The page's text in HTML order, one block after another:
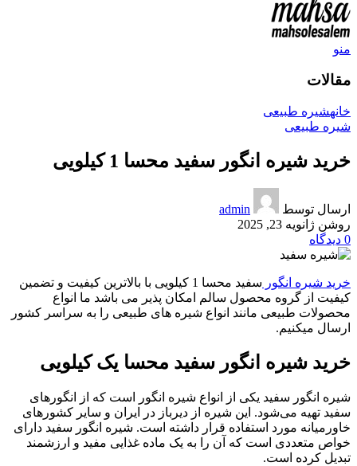
منو
مقالات
خانهشیره طبیعی
شیره طبیعی
خرید شیره انگور سفید محسا 1 کیلویی
ارسال توسط
admin
روشن ژانویه 23, 2025
0 دیدگاه
خرید شیره انگور
سفید محسا 1 کیلویی با بالاترین کیفیت و تضمین
کیفیت از گروه محصول سالم امکان پذیر می باشد ما انواع
محصولات طبیعی مانند انواع شیره های طبیعی را به سراسر کشور
ارسال میکنیم.
خرید شیره انگور سفید محسا یک کیلویی
شیره انگور سفید یکی از انواع شیره انگور است که از انگورهای
سفید تهیه می‌شود. این شیره از دیرباز در ایران و سایر کشورهای
خاورمیانه مورد استفاده قرار داشته است. شیره انگور سفید دارای
خواص متعددی است که آن را به یک ماده غذایی مفید و ارزشمند
تبدیل کرده است.